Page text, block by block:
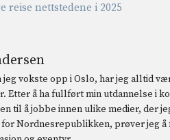
reise nettstedene i 2025
jeg vokste opp i Oslo, har jeg alltid
Etter å ha fullført min utdannelse i
til å jobbe innen ulike medier, der
Nordnesrepublikken, prøver jeg